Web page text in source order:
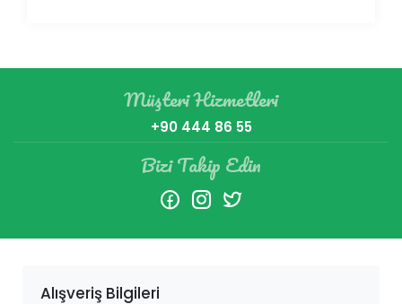
Müşteri Hizmetleri
+90 444 86 55
Bizi Takip Edin
Alışveriş Bilgileri